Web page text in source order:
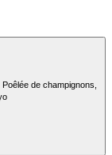
de champignons,